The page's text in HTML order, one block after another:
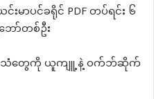
ာပင်ခရိုင် PDF တပ်ရင်း ၆
ော်တစ်ဦး
ရုပ်သံတွေကို ယူကျူ့နဲ့ ဝက်ဘ်ဆိုက်